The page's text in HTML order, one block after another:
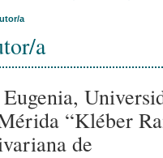
a
a
“Kléber
de